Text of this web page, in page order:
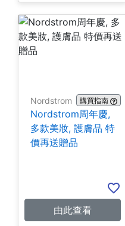
Nordstrom 購買指南
Nordstrom周年慶,
多款美妝, 護膚品 特
價再送贈品
由此查看